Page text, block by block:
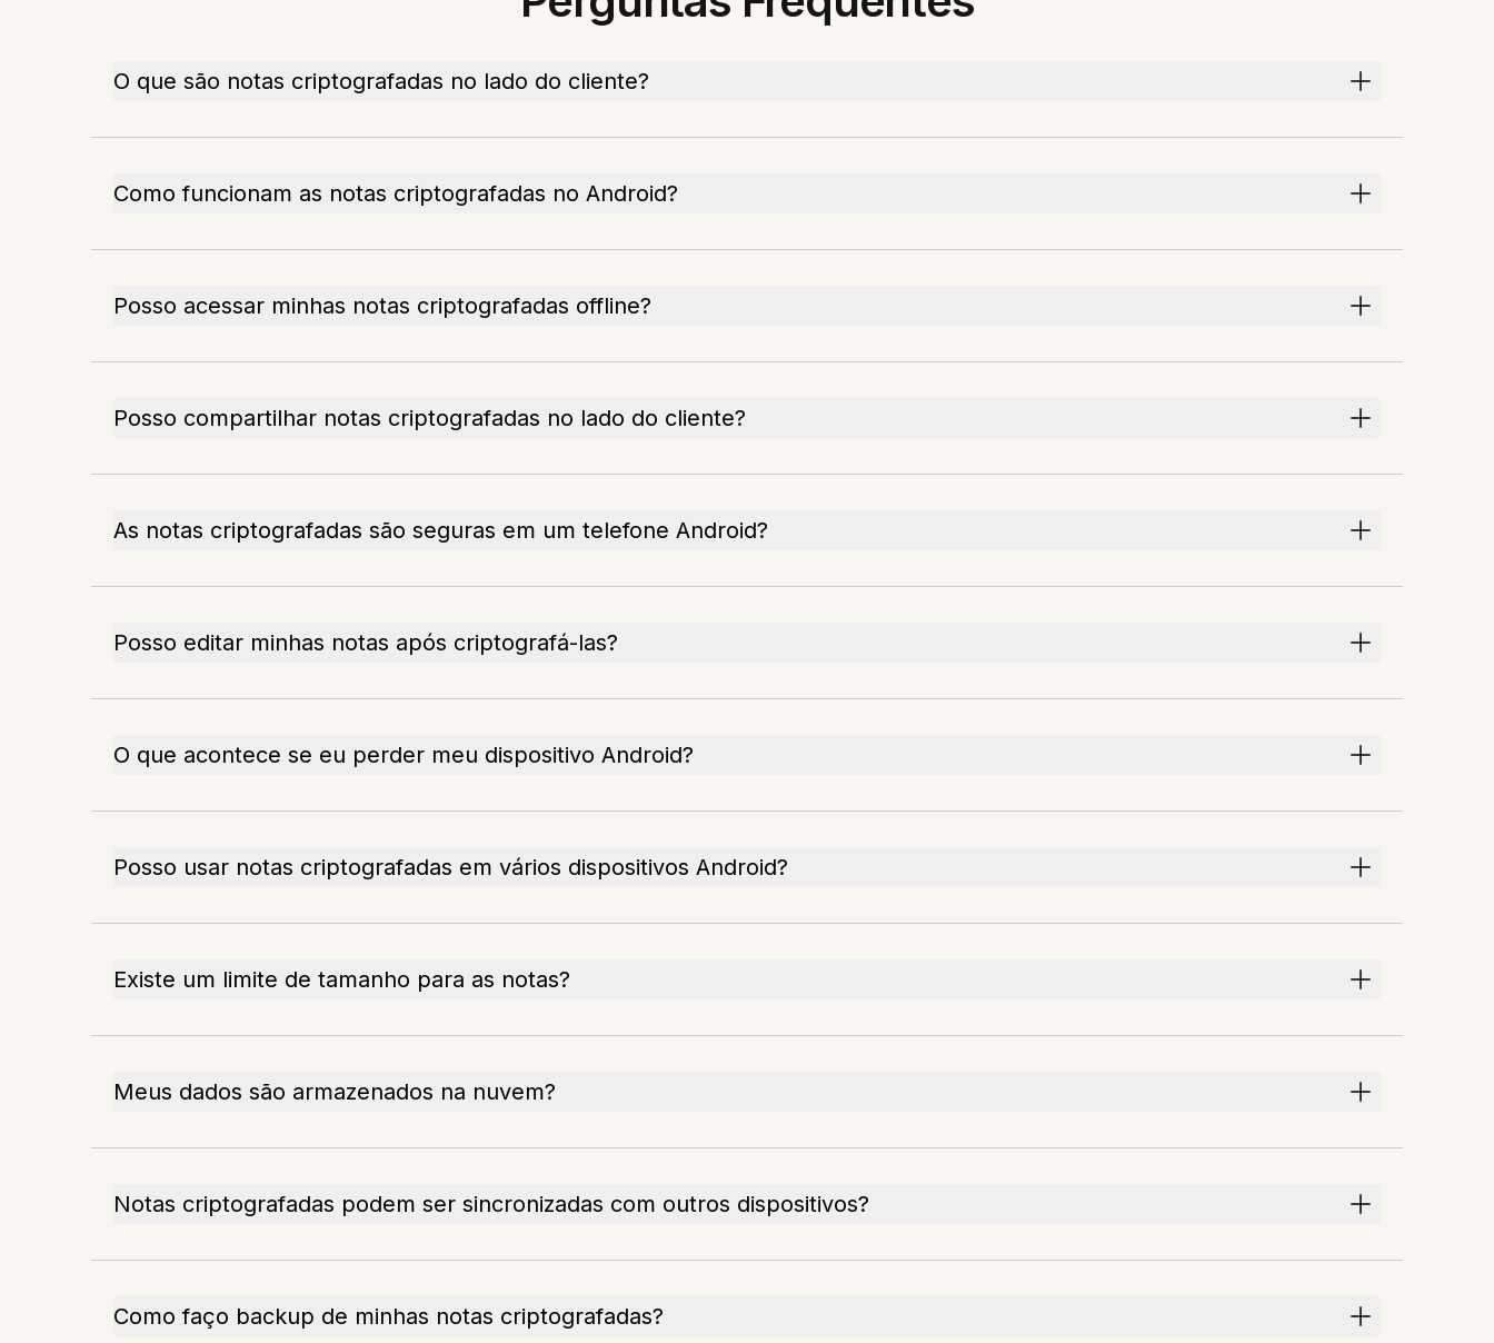
O que são notas criptografadas no lado do cliente?
Como funcionam as notas criptografadas no Android?
Posso acessar minhas notas criptografadas offline?
Posso compartilhar notas criptografadas no lado do cliente?
As notas criptografadas são seguras em um telefone Android?
Posso editar minhas notas após criptografá-las?
O que acontece se eu perder meu dispositivo Android?
Posso usar notas criptografadas em vários dispositivos Android?
Existe um limite de tamanho para as notas?
Meus dados são armazenados na nuvem?
Notas criptografadas podem ser sincronizadas com outros dispositivos?
Como faço backup de minhas notas criptografadas?